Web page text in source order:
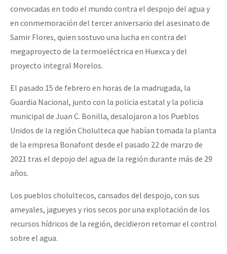
convocadas en todo el mundo contra el despojo del agua y
en conmemoración del tercer aniversario del asesinato de
Samir Flores, quien sostuvo una lucha en contra del
megaproyecto de la termoeléctrica en Huexca y del
proyecto integral Morelos.
El pasado 15 de febrero en horas de la madrugada, la
Guardia Nacional, junto con la policia estatal y la policia
municipal de Juan C. Bonilla, desalojaron a los Pueblos
Unidos de la región Cholulteca que habían tomada la planta
de la empresa Bonafont desde el pasado 22 de marzo de
2021 tras el depojo del agua de la región durante más de 29
años.
Los pueblos cholultecos, cansados del despojo, con sus
ameyales, jagueyes y rios secos por una explotación de los
recursos hídricos de la región, decidieron retomar el control
sobre el agua.